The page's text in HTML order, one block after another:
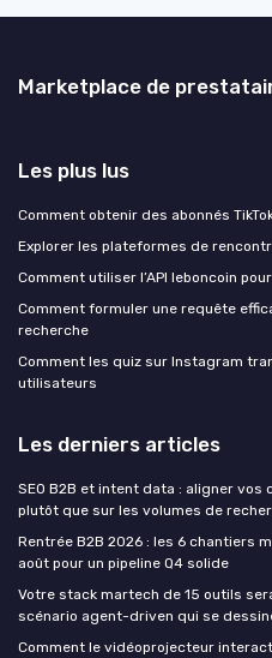
Marketplace de
Les plus lus
Comment obtenir des abonnés
Explorer les plateformes de
Comment utiliser l’API leboncoin
Comment formuler une requête
recherche
Comment les quiz sur Instagram
utilisateurs
Les derniers articles
SEO B2B et intent data : aligner
plutôt que sur les volumes de
Rentrée B2B 2026 : les 6 chantiers
août pour un pipeline Q4 solide
Votre stack martech de 15 outils
scénario agent-driven qui se
Comment le vidéoprojecteur